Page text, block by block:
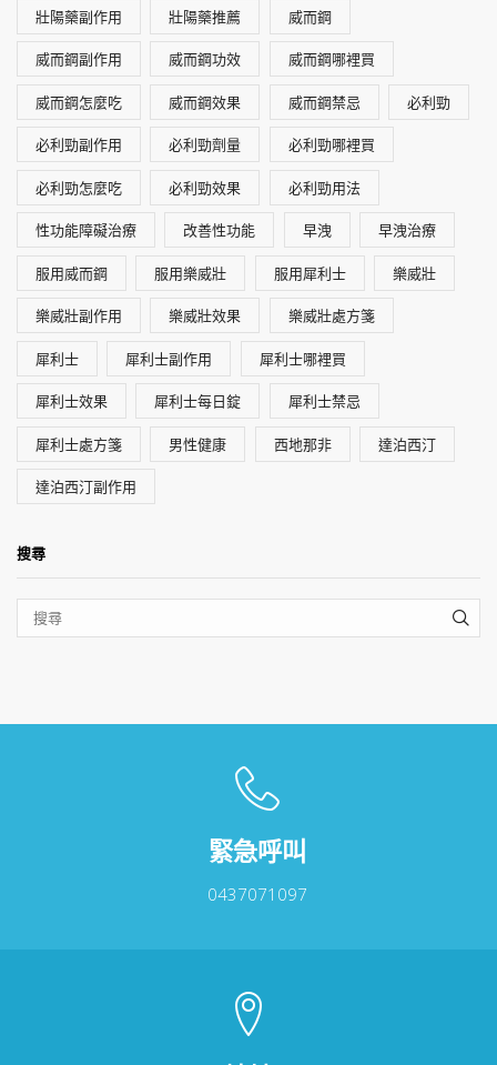
壯陽藥副作用 壯陽藥推薦 威而鋼
威而鋼副作用 威而鋼功效 威而鋼哪裡買
威而鋼怎麼吃 威而鋼效果 威而鋼禁忌 必利勁
必利勁副作用 必利勁劑量 必利勁哪裡買
必利勁怎麼吃 必利勁效果 必利勁用法
性功能障礙治療 改善性功能 早洩 早洩治療
服用威而鋼 服用樂威壯 服用犀利士 樂威壯
樂威壯副作用 樂威壯效果 樂威壯處方箋
犀利士 犀利士副作用 犀利士哪裡買
犀利士效果 犀利士每日錠 犀利士禁忌
犀利士處方箋 男性健康 西地那非 達泊西汀
達泊西汀副作用
搜尋
緊急呼叫
0437071097